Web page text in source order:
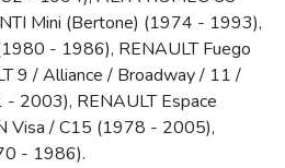
Mini (Bertone) (1974 - 1993),
- 1986), RENAULT Fuego
9 / Alliance / Broadway / 11 /
2003), RENAULT Espace
Visa / C15 (1978 - 2005),
- 1986).